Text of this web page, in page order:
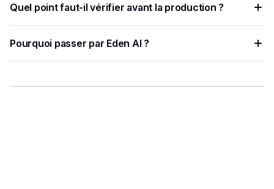
latence, coût pour 1 000 jetons).
Quel point faut-il vérifier avant la production ?
convient le mieux à toutes les situations.
Pourquoi passer par Eden AI ?
tests et limite les intégrations à maintenir.